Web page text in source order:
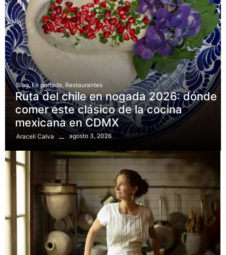
Blog, En portada Restaurantes
Ruta del chile en nogada 2026: dónde
comer este clásico de la cocina
mexicana en CDMX
Araceli Calva agosto 3, 2026